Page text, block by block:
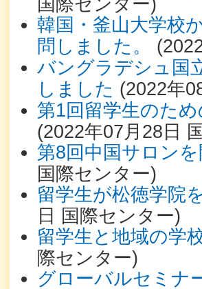
国際センター)
韓国・釜山大学校
問しました。
(
バングラデシュ国
しました (2022年
第1回留学生のた
(2022年07月28日
第8回中国サロン
国際センター)
留学生が松徳学院
日 国際センター)
留学生と地域の学
際センター)
グローバルセミナ